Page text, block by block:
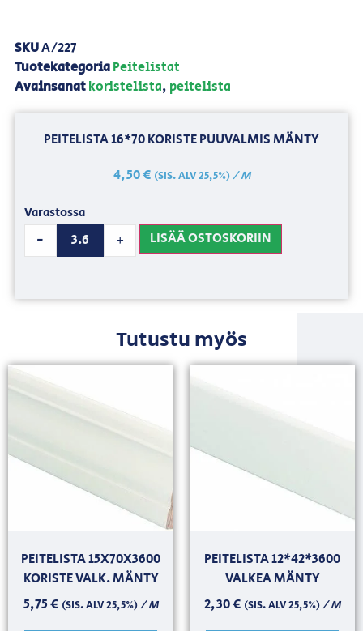
SKUA/227
TuotekategoriaPeitelistat
Avainsanatkoristelista, peitelista
PEITELISTA 16*70 KORISTE PUUVALMIS MÄNTY
4,50€ (SIS. ALV 25,5%)/ M
Varastossa
- + LISÄÄ OSTOSKORIIN
Tutustu myös
PEITELISTA 15X70X3600
KORISTE VALK. MÄNTY
5,75€ (SIS. ALV 25,5%)/ M
PEITELISTA 12*42*3600
VALKEA MÄNTY
2,30€ (SIS. ALV 25,5%)/ M